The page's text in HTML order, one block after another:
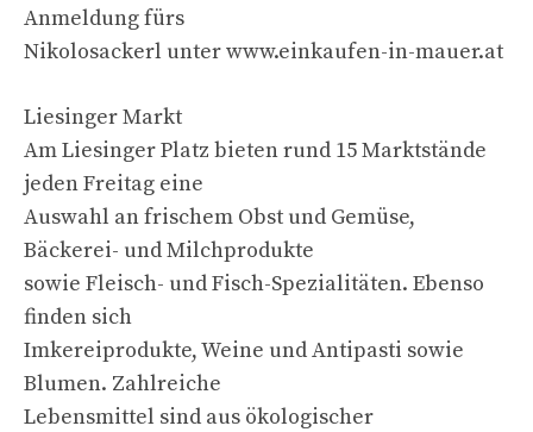
Anmeldung fürs
Nikolosackerl unter www.einkaufen-in-mauer.at
Liesinger Markt
Am Liesinger Platz bieten rund 15 Marktstände
jeden Freitag eine
Auswahl an frischem Obst und Gemüse,
Bäckerei- und Milchprodukte
sowie Fleisch- und Fisch-Spezialitäten. Ebenso
finden sich
Imkereiprodukte, Weine und Antipasti sowie
Blumen. Zahlreiche
Lebensmittel sind aus ökologischer